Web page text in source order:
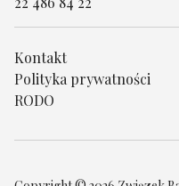
Kontakt
Polityka prywatności
RODO